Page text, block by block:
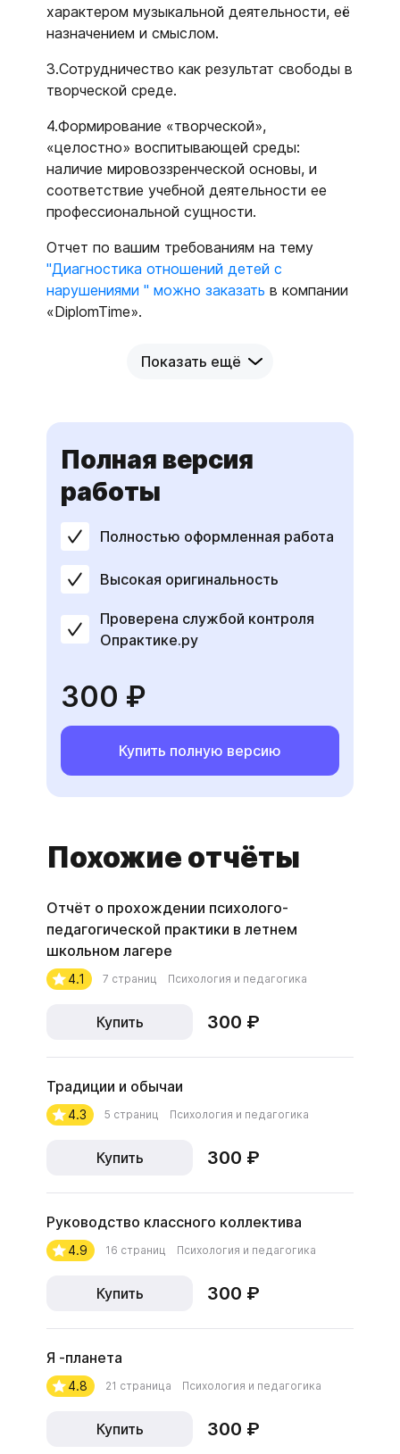
характером музыкальной деятельности, её
назначением и смыслом.
3.Сотрудничество как результат свободы в
творческой среде.
4.Формирование «творческой»,
«целостно» воспитывающей среды:
наличие мировоззренческой основы, и
соответствие учебной деятельности ее
профессиональной сущности.
Отчет по вашим требованиям на тему
"Диагностика отношений детей с
нарушениями " можно заказать в компании
«DiplomTime».
Показать ещё
Полная версия
работы
Полностью оформленная работа
Высокая оригинальность
Проверена службой контроля
Опрактике.ру
300 ₽
Купить полную версию
Похожие отчёты
Отчёт о прохождении психолого-
педагогической практики в летнем
школьном лагере
4.1 7 страниц Психология и педагогика
Купить 300 ₽
Традиции и обычаи
4.3 5 страниц Психология и педагогика
Купить 300 ₽
Руководство классного коллектива
4.9 16 страниц Психология и педагогика
Купить 300 ₽
Я -планета
4.8 21 страница Психология и педагогика
Купить 300 ₽